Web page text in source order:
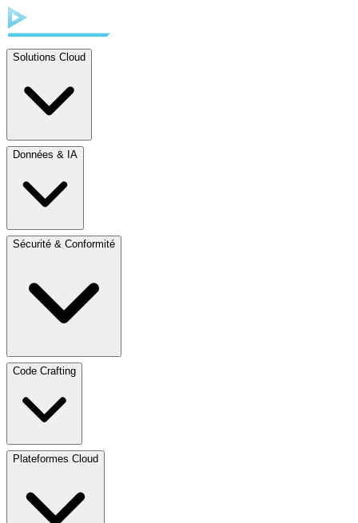
Solutions Cloud
Données & IA
Sécurité & Conformité
Code Crafting
Plateformes Cloud